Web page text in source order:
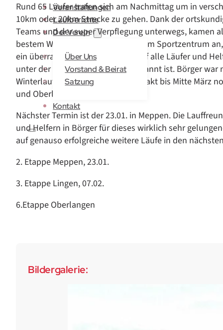
Veranstaltungen
Laufberichte
Der Verein
Über Uns
Vorstand & Beirat
Satzung
Kontakt
Rund 65 Läufer trafen sich am Nachmittag um in
10km oder 20km Strecke zu gehen. Dank der
Teams und der super Verpflegung unterwegs, kamen
bestem Wetter erfolgreich wieder am Sportzentrum
ein überragendes Kuchenbuffet auf alle Läufer und
unter der Lauffreunden schon bekannt ist. Börger war
Winterlaufserie, die im 2-Wochen Takt bis Mitte März
und Oberlagen sein.
Nächster Termin ist der 23.01. in Meppen. Die
und Helfern in Börger für dieses wirklich sehr
auf genauso erfolgreiche weitere Läufe in den
2. Etappe Meppen, 23.01.
3. Etappe Lingen, 07.02.
6.Etappe Oberlangen
Bildergalerie: